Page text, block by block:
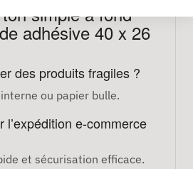
simple à fond
adhésive 40 x 26
des produits fragiles ?
ou papier bulle.
l’expédition e-commerce
et sécurisation efficace.